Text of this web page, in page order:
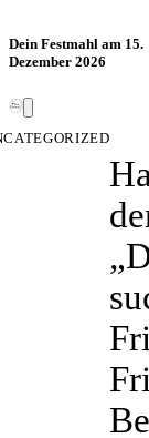
Dein Festmahl am 15.
Dezember 2026